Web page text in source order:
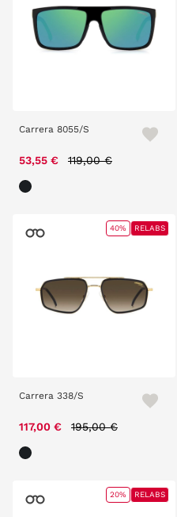
Carrera 8055/S
53,55 € Price reduced from
119,00 €
Carrera 338/S
117,00 € Price reduced from
195,00 €
40% RELABS
20% RELABS